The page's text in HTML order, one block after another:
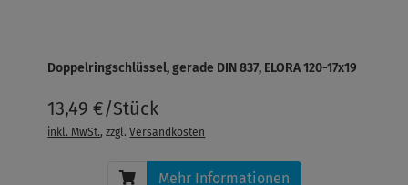
Doppelringschlüssel, gerade DIN 837, ELORA 120-17x19
13,49 €/Stück
inkl. MwSt., zzgl.Versandkosten
Mehr Informationen